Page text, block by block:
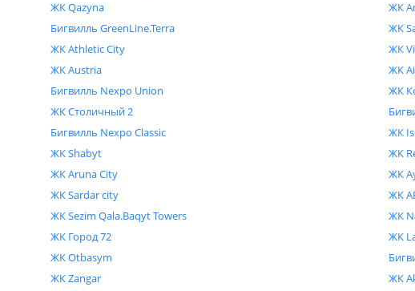
ЖК Qazyna
Бигвилль GreenLine.Terra
ЖК Athletic City
ЖК Austria
Бигвилль Nexpo Union
ЖК Столичный 2
Бигвилль Nexpo Classic
ЖК Shabyt
ЖК Aruna City
ЖК Sardar city
ЖК Sezim Qala.Baqyt Towers
ЖК Город 72
ЖК Otbasym
ЖК Zangar
ЖК
ЖК
ЖК
ЖК
ЖК
ЖК
ЖК
ЖК
ЖК
ЖК
ЖК
ЖК